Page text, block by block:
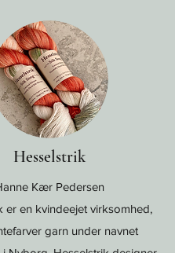
Hesselstrik
Kær Pedersen
er en kvindeejet virksomhed,
garn under navnet